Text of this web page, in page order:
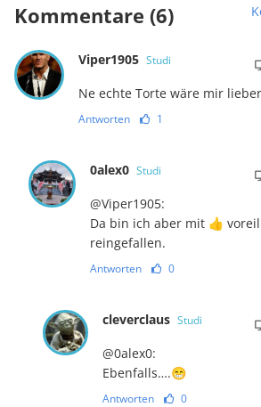
Kommentare (6)
Viper1905 Studi
Ne echte Torte wäre mir
Antworten 1
0alex0 Studi
@Viper1905:
Da bin ich aber mit 👍
reingefallen.
Antworten 0
cleverclaus Studi
@0alex0:
Ebenfalls….😁
Antworten 0